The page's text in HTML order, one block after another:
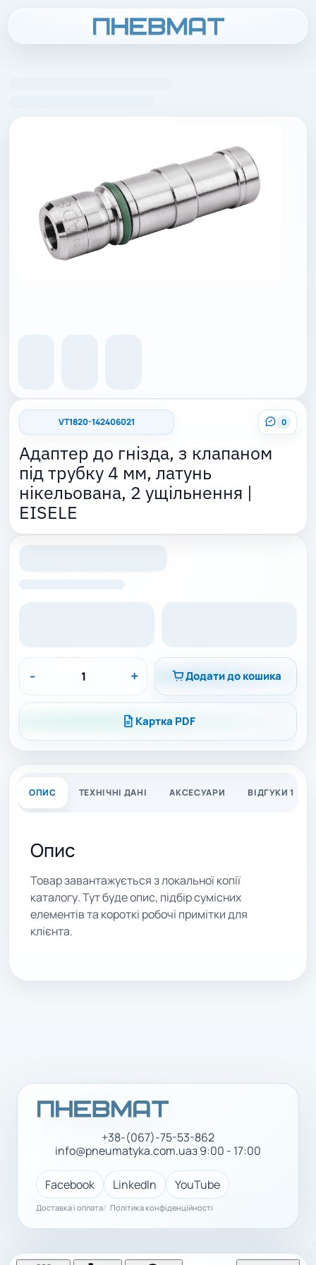
0
VT1820-142406021
Адаптер до гнізда, з клапаном
під трубку 4 мм, латунь
нікельована, 2 ущільнення |
EISELE
- + Додати до кошика
Картка PDF
ОПИС ТЕХНІЧНІ ДАНІ АКСЕСУАРИ ВІДГУКИ 1
Опис
Товар завантажується з локальної копії
каталогу. Тут буде опис, підбір сумісних
елементів та короткі робочі примітки для
клієнта.
+38-(067)-75-53-862
info@pneumatyka.com.uaз 9:00 - 17:00
Facebook LinkedIn YouTube
Доставка і оплата Політика конфіденційності